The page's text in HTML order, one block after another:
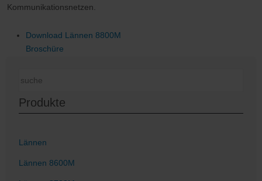
Kommunikationsnetzen.
Download Lännen 8800M
Broschüre
Produkte
Lännen
Lännen 8600M